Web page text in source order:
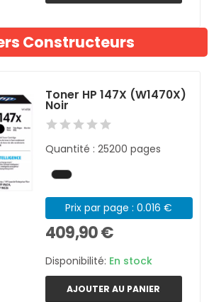
Constructeurs
Toner HP 147X (W1470X)
Noir
Quantité : 25200 pages
Prix par page : 0.016 €
409,90 €
Disponibilité: En stock
AJOUTER AU PANIER